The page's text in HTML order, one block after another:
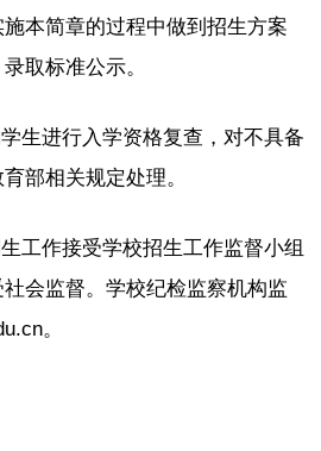
本简章的过程中做到招生方案
取标准公示。
生进行入学资格复查，对不具备
部相关规定处理。
工作接受学校招生工作监督小组
会监督。学校纪检监察机构监
。